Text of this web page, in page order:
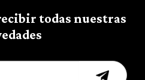
todas nuestras